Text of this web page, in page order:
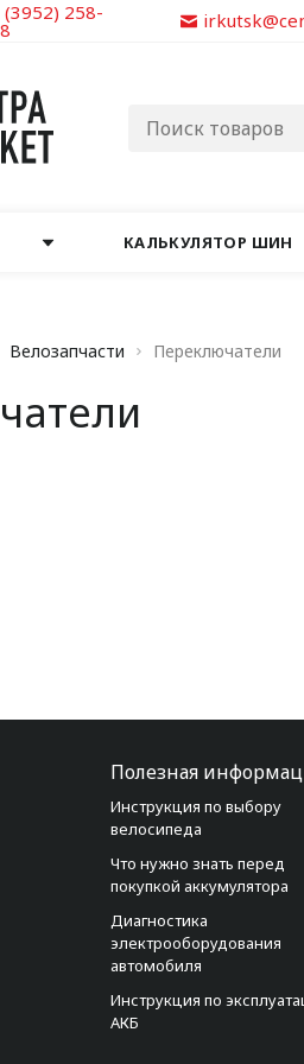
(3952) 258-
КАЛЬКУЛЯТОР ШИН
Велозапчасти Переключатели
Полезная
Инструкция по выбору
велосипеда
Что нужно знать перед
покупкой аккумулятора
Диагностика
электрооборудования
автомобиля
Инструкция по
АКБ